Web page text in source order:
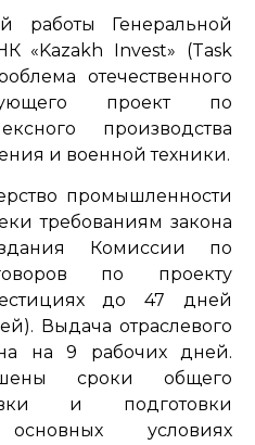
работы Генеральной
«Kazakh Invest» (Task
отечественного
проект по
производства
и военной техники.
промышленности
требованиям закона
Комиссии по
по проекту
до 47 дней
Выдача отраслевого
на 9 рабочих дней.
сроки общего
и подготовки
условиях